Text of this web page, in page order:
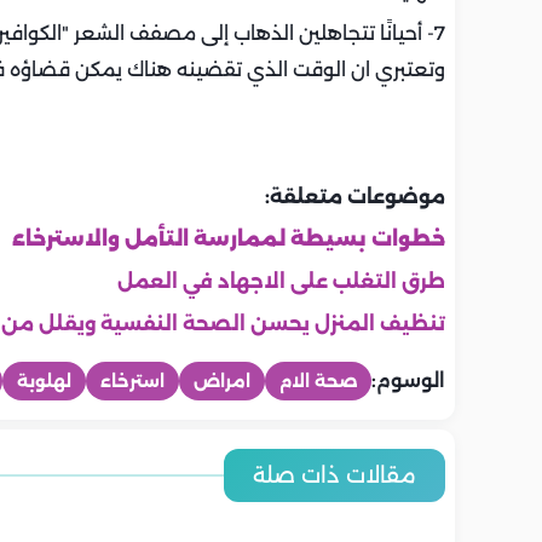
7- أحيانًا تتجاهلين الذهاب إلى مصفف الشعر
وتعتبري ان الوقت الذي تقضينه هناك يمكن قضاؤه
موضوعات متعلقة:
خطوات بسيطة لممارسة التأمل والاسترخاء
طرق التغلب على الاجهاد في العمل
تنظيف المنزل يحسن الصحة النفسية ويقلل من
الوسوم: صحة الام امراض استرخاء لهلوبة
مقالات ذات صلة
5 تمارين آمنة تحافظين بها على
لياقتك أثناء الحمل
5 طرق بسيطة لتخفيف آلام الظهر
أثناء الحمل
8 أسئلة
ماما
متى تشعر الحامل بحركة الجنين